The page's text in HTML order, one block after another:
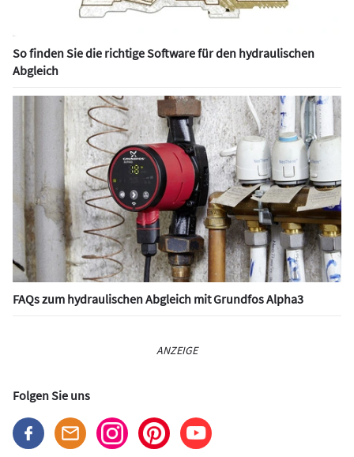
So finden Sie die richtige Software für den hydraulischen
Abgleich
FAQs zum hydraulischen Abgleich mit Grundfos Alpha3
ANZEIGE
Folgen Sie uns